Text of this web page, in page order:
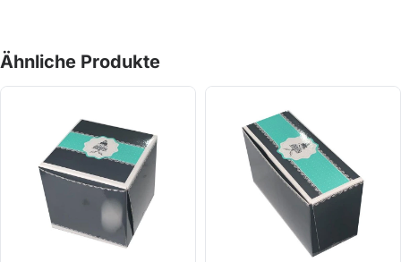
Ähnliche Produkte